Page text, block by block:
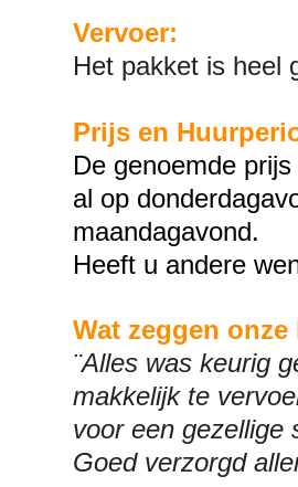
Vervoer:
Het pakket is heel
Prijs en
De genoemde
al op
maandagavond.
Heeft u andere
Wat zeggen
¨Alles was keurig
makkelijk te
voor een gezellige
Goed verzorgd